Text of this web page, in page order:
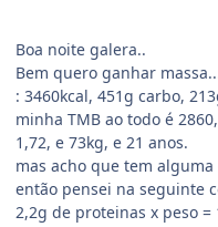
Boa noite galera..
Bem quero ganhar
: 3460kcal, 451g carbo,
minha TMB ao todo é
1,72, e 73kg, e 21 anos.
mas acho que tem
então pensei na seguinte
2,2g de proteinas x peso =